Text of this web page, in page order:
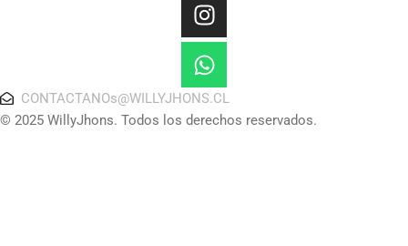
CONTACTANOs@WILLYJHONS.CL
© 2025 WillyJhons. Todos los derechos reservados.